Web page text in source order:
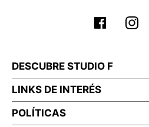
DESCUBRE STUDIO F
LINKS DE INTERÉS
POLÍTICAS